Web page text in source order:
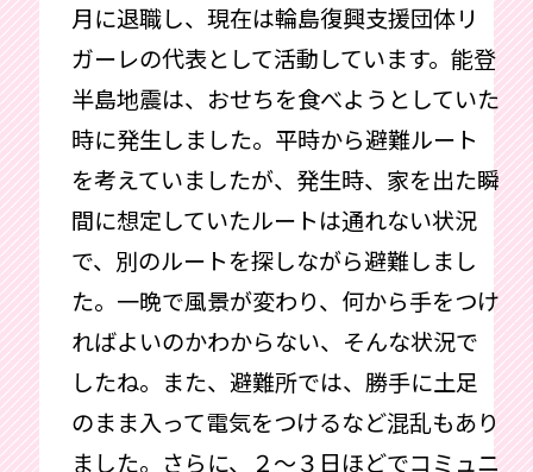
月に退職し、現在は輪島復興支援団体リ
ガーレの代表として活動しています。能登
半島地震は、おせちを食べようとしていた
時に発生しました。平時から避難ルート
を考えていましたが、発生時、家を出た瞬
間に想定していたルートは通れない状況
で、別のルートを探しながら避難しまし
た。一晩で風景が変わり、何から手をつけ
ればよいのかわからない、そんな状況で
したね。また、避難所では、勝手に土足
のまま入って電気をつけるなど混乱もあり
ました。さらに、２～３日ほどでコミュニ